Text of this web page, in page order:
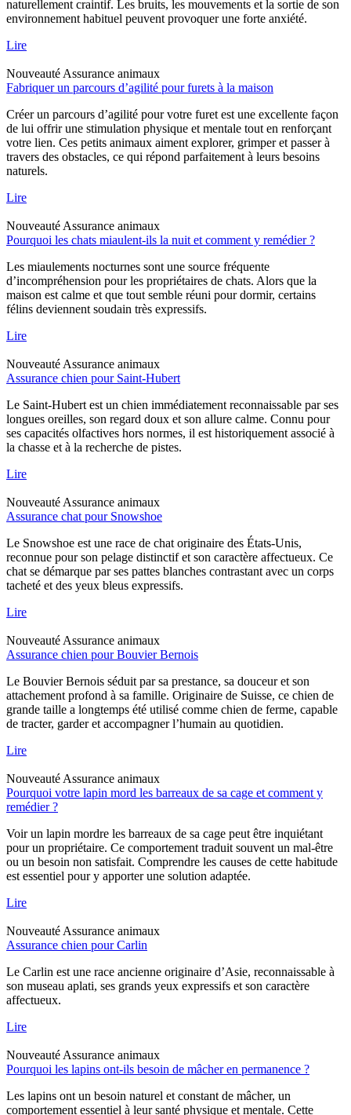
naturellement craintif. Les bruits, les mouvements et la sortie de son
environnement habituel peuvent provoquer une forte anxiété.
Lire
Nouveauté Assurance animaux
Fabriquer un parcours d’agilité pour furets à la maison
Créer un parcours d’agilité pour votre furet est une excellente façon
de lui offrir une stimulation physique et mentale tout en renforçant
votre lien. Ces petits animaux aiment explorer, grimper et passer à
travers des obstacles, ce qui répond parfaitement à leurs besoins
naturels.
Lire
Nouveauté Assurance animaux
Pourquoi les chats miaulent-ils la nuit et comment y remédier ?
Les miaulements nocturnes sont une source fréquente
d’incompréhension pour les propriétaires de chats. Alors que la
maison est calme et que tout semble réuni pour dormir, certains
félins deviennent soudain très expressifs.
Lire
Nouveauté Assurance animaux
Assurance chien pour Saint-Hubert
Le Saint-Hubert est un chien immédiatement reconnaissable par ses
longues oreilles, son regard doux et son allure calme. Connu pour
ses capacités olfactives hors normes, il est historiquement associé à
la chasse et à la recherche de pistes.
Lire
Nouveauté Assurance animaux
Assurance chat pour Snowshoe
Le Snowshoe est une race de chat originaire des États-Unis,
reconnue pour son pelage distinctif et son caractère affectueux. Ce
chat se démarque par ses pattes blanches contrastant avec un corps
tacheté et des yeux bleus expressifs.
Lire
Nouveauté Assurance animaux
Assurance chien pour Bouvier Bernois
Le Bouvier Bernois séduit par sa prestance, sa douceur et son
attachement profond à sa famille. Originaire de Suisse, ce chien de
grande taille a longtemps été utilisé comme chien de ferme, capable
de tracter, garder et accompagner l’humain au quotidien.
Lire
Nouveauté Assurance animaux
Pourquoi votre lapin mord les barreaux de sa cage et comment y
remédier ?
Voir un lapin mordre les barreaux de sa cage peut être inquiétant
pour un propriétaire. Ce comportement traduit souvent un mal-être
ou un besoin non satisfait. Comprendre les causes de cette habitude
est essentiel pour y apporter une solution adaptée.
Lire
Nouveauté Assurance animaux
Assurance chien pour Carlin
Le Carlin est une race ancienne originaire d’Asie, reconnaissable à
son museau aplati, ses grands yeux expressifs et son caractère
affectueux.
Lire
Nouveauté Assurance animaux
Pourquoi les lapins ont-ils besoin de mâcher en permanence ?
Les lapins ont un besoin naturel et constant de mâcher, un
comportement essentiel à leur santé physique et mentale. Cette